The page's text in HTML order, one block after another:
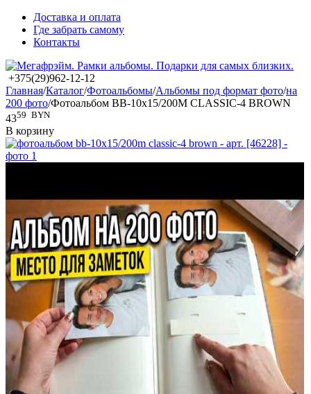
Доставка и оплата
Где забрать самому
Контакты
+375(29)962-12-12
Главная/Каталог/Фотоальбомы/Альбомы под формат фото/на
200 фото/Фотоальбом BB-10x15/200M CLASSIC-4 BROWN
4359 BYN
В корзину